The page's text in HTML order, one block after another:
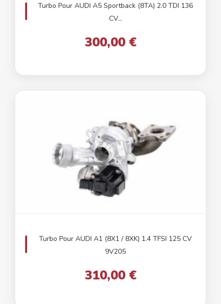
Turbo Pour AUDI A5 Sportback (8TA) 2.0 TDI 136
CV...
300,00 €
Turbo Pour AUDI A1 (8X1 / 8XK) 1.4 TFSI 125 CV
9V205
310,00 €